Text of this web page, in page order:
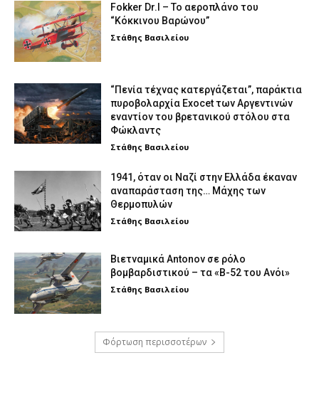
Fokker Dr.I – To αεροπλάνο του
“Κόκκινου Βαρώνου”
Στάθης Βασιλείου
“Πενία τέχνας κατεργάζεται”, παράκτια
πυροβολαρχία Exocet των Αργεντινών
εναντίον του βρετανικού στόλου στα
Φώκλαντς
Στάθης Βασιλείου
1941, όταν οι Ναζί στην Ελλάδα έκαναν
αναπαράσταση της… Μάχης των
Θερμοπυλών
Στάθης Βασιλείου
Βιετναμικά Antonov σε ρόλο
βομβαρδιστικού – τα «Β-52 του Ανόι»
Στάθης Βασιλείου
Φόρτωση περισσοτέρων